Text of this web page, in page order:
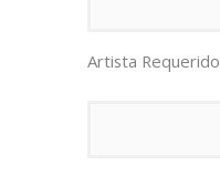
Artista Requerido